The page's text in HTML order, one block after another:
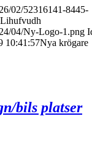
02/52316141-8445-
04/Ny-Logo-1.png
10:41:57Nya krögare
bils platser